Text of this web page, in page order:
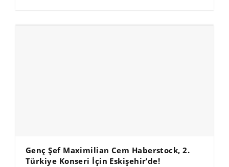
Genç Şef Maximilian Cem Haberstock, 2.
Türkiye Konseri İçin Eskişehir’de!